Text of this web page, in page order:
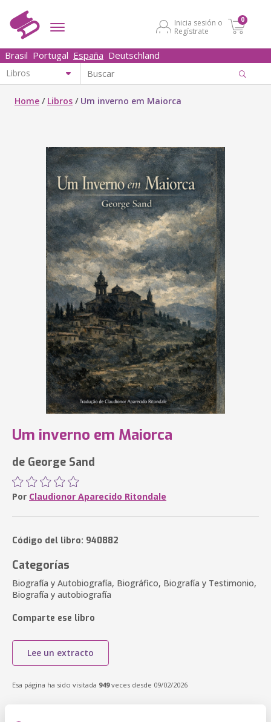
Inicia sesión o
Regístrate
0
Brasil Portugal España Deutschland
Home / Libros / Um inverno em Maiorca
Um inverno em Maiorca
de George Sand
Por Claudionor Aparecido Ritondale
Código del libro: 940882
Categorías
Biografía y Autobiografía, Biográfico, Biografía y Testimonio,
Biografía y autobiografía
Comparte ese libro
Lee un extracto
Esa página ha sido visitada 949veces desde 09/02/2026